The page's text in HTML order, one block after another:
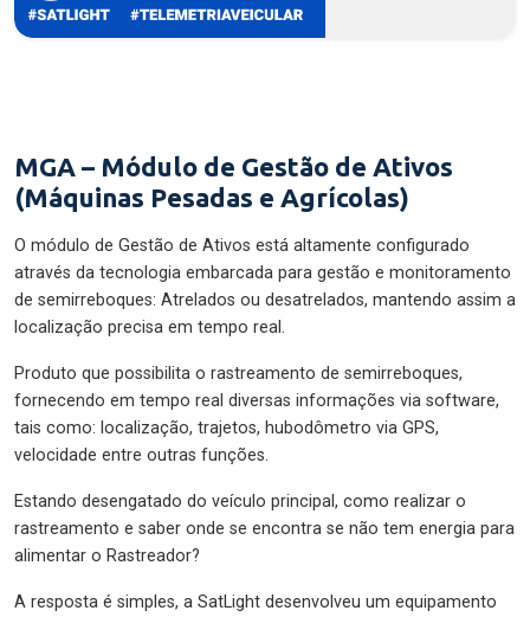
MGA – Módulo de Gestão de Ativos
(Máquinas Pesadas e Agrícolas)
O módulo de Gestão de Ativos está altamente configurado
através da tecnologia embarcada para gestão e monitoramento
de semirreboques: Atrelados ou desatrelados, mantendo assim a
localização precisa em tempo real.
Produto que possibilita o rastreamento de semirreboques,
fornecendo em tempo real diversas informações via software,
tais como: localização, trajetos, hubodômetro via GPS,
velocidade entre outras funções.
Estando desengatado do veículo principal, como realizar o
rastreamento e saber onde se encontra se não tem energia para
alimentar o Rastreador?
A resposta é simples, a SatLight desenvolveu um equipamento